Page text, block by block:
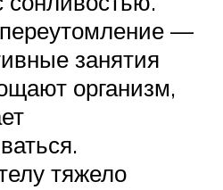
—
занятия
организм,
тяжело